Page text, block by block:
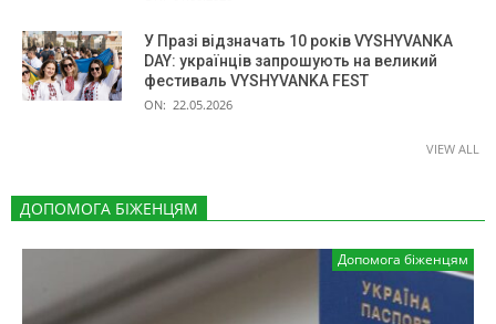
У Празі відзначать 10 років VYSHYVANKA
DAY: українців запрошують на великий
фестиваль VYSHYVANKA FEST
ON: 22.05.2026
VIEW ALL
ДОПОМОГА БІЖЕНЦЯМ
Допомога біженцям